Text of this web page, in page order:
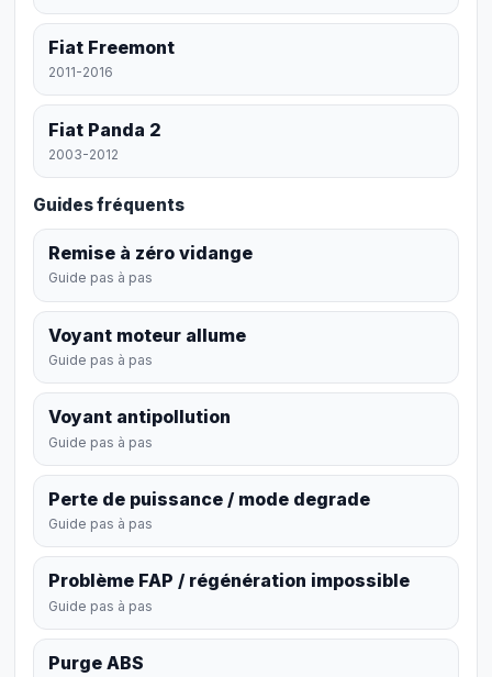
Fiat Freemont
2011-2016
Fiat Panda 2
2003-2012
Guides fréquents
Remise à zéro vidange
Guide pas à pas
Voyant moteur allume
Guide pas à pas
Voyant antipollution
Guide pas à pas
Perte de puissance / mode degrade
Guide pas à pas
Problème FAP / régénération impossible
Guide pas à pas
Purge ABS